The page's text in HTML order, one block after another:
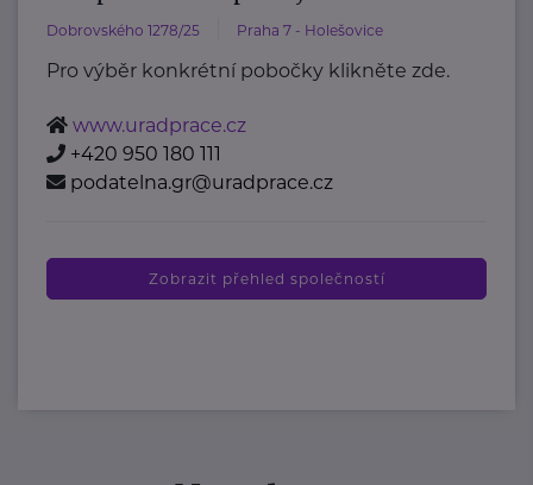
Dobrovského 1278/25 Praha 7 - Holešovice
Pro výběr konkrétní pobočky klikněte zde.
www.uradprace.cz
+420 950 180 111
podatelna.gr@uradprace.cz
Zobrazit přehled společností